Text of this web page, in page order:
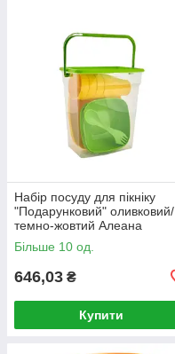
Набір посуду для пікніку
"Подарунковий" оливковий/
темно-жовтий Алеана
Більше 10 од.
646,03 ₴
Купити